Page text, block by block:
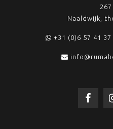
Naaldwijk,
+31 (0)6 57 41